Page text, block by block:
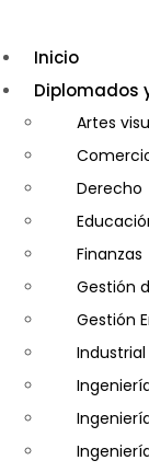
Inicio
Diplomados
Artes
Derecho
Finanzas
Gestión
Gestión
Industrial